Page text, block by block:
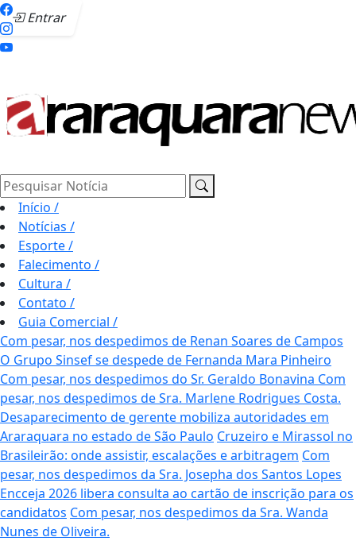
Entrar
Pesquisar Notícia
Início /
Notícias /
Esporte/
Falecimento /
Cultura /
Contato /
Guia Comercial /
Com pesar, nos despedimos de Renan Soares de Campos
O Grupo Sinsef se despede de Fernanda Mara Pinheiro
Com pesar, nos despedimos do Sr. Geraldo Bonavina Com
pesar, nos despedimos de Sra. Marlene Rodrigues Costa.
Desaparecimento de gerente mobiliza autoridades em
Araraquara no estado de São Paulo Cruzeiro e Mirassol no
Brasileirão: onde assistir, escalações e arbitragem Com
pesar, nos despedimos da Sra. Josepha dos Santos Lopes
Encceja 2026 libera consulta ao cartão de inscrição para os
candidatos Com pesar, nos despedimos da Sra. Wanda
Nunes de Oliveira.